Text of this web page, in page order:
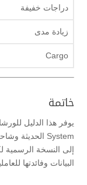
دراجات خفيفة
زيادة مدى
Cargo
خاتمة
البيانات وفائدتها